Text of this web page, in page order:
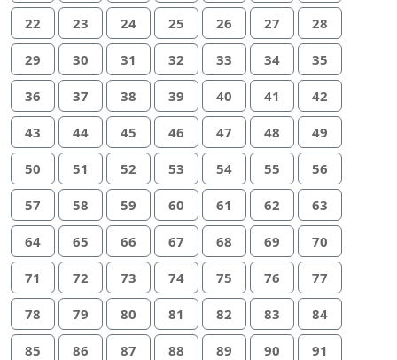
22 23 24 25 26 27 28
29 30 31 32 33 34 35
36 37 38 39 40 41 42
43 44 45 46 47 48 49
50 51 52 53 54 55 56
57 58 59 60 61 62 63
64 65 66 67 68 69 70
71 72 73 74 75 76 77
78 79 80 81 82 83 84
85 86 87 88 89 90 91